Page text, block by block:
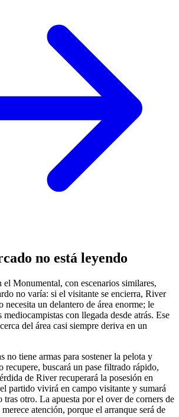
no está leyendo
Monumental, con escenarios similares,
no varía: si el visitante se encierra, River
un delantero de área enorme; le
mediocampistas con llegada desde atrás. Ese
del área casi siempre deriva en un
no tiene armas para sostener la pelota y
recupere, buscará un pase filtrado rápido,
de River recuperará la posesión en
partido vivirá en campo visitante y sumará
tras otro. La apuesta por el over de corners de
atención, porque el arranque será de